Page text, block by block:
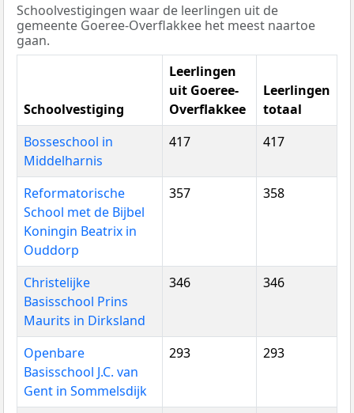
Schoolvestigingen waar de leerlingen uit de
gemeente Goeree-Overflakkee het meest naartoe
gaan.
Schoolvestiging
Leerlingen
uit Goeree-
Overflakkee
Leerlingen
totaal
Bosseschool in
Middelharnis
417 417
Reformatorische
School met de Bijbel
Koningin Beatrix in
Ouddorp
357 358
Christelijke
Basisschool Prins
Maurits in Dirksland
346 346
Openbare
Basisschool J.C. van
Gent in Sommelsdijk
293 293